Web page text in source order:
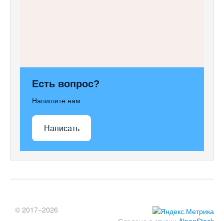
Есть вопрос?
Напишите нам
Написать
© 2017–2026